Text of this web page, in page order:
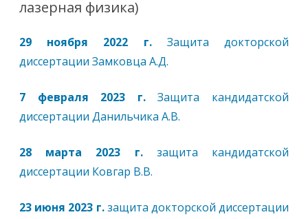
лазерная физика)
29 ноября 2022 г. Защита докторской
диссертации Замковца А.Д.
7 февраля 2023 г.Защита кандидатской
диссертации Данильчика А.В.
28 марта 2023 г.защита кандидатской
диссертации Ковгар В.В.
23 июня 2023 г.защита докторской диссертации